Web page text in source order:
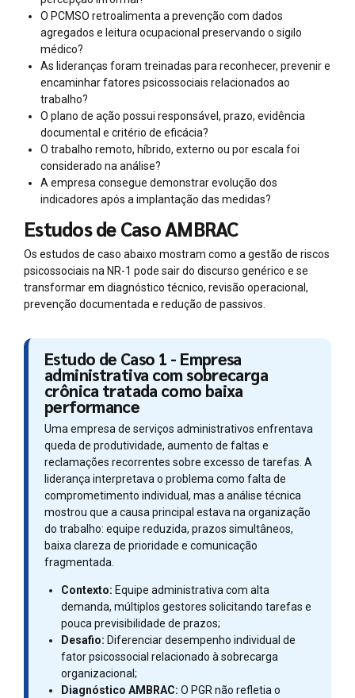
O PCMSO retroalimenta a prevenção com dados
agregados e leitura ocupacional preservando o sigilo
médico?
As lideranças foram treinadas para reconhecer, prevenir e
encaminhar fatores psicossociais relacionados ao
trabalho?
O plano de ação possui responsável, prazo, evidência
documental e critério de eficácia?
O trabalho remoto, híbrido, externo ou por escala foi
considerado na análise?
A empresa consegue demonstrar evolução dos
indicadores após a implantação das medidas?
Estudos de Caso AMBRAC
Os estudos de caso abaixo mostram como a gestão de riscos
psicossociais na NR-1 pode sair do discurso genérico e se
transformar em diagnóstico técnico, revisão operacional,
prevenção documentada e redução de passivos.
Estudo de Caso 1 - Empresa
administrativa com sobrecarga
crônica tratada como baixa
performance
Uma empresa de serviços administrativos enfrentava
queda de produtividade, aumento de faltas e
reclamações recorrentes sobre excesso de tarefas. A
liderança interpretava o problema como falta de
comprometimento individual, mas a análise técnica
mostrou que a causa principal estava na organização
do trabalho: equipe reduzida, prazos simultâneos,
baixa clareza de prioridade e comunicação
fragmentada.
Contexto: Equipe administrativa com alta
demanda, múltiplos gestores solicitando tarefas e
pouca previsibilidade de prazos;
Desafio: Diferenciar desempenho individual de
fator psicossocial relacionado à sobrecarga
organizacional;
Diagnóstico AMBRAC: O PGR não refletia o